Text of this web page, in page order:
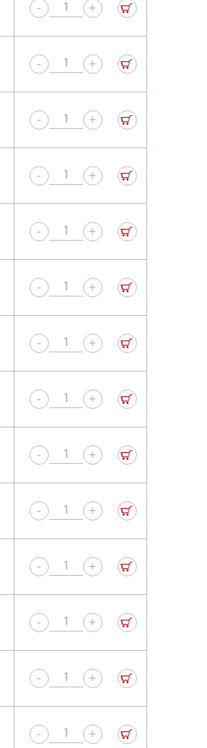
- +
- +
- +
- +
- +
- +
- +
- +
- +
- +
- +
- +
- +
- +